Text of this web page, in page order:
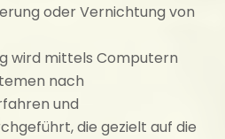
oder Vernichtung von
wird mittels Computern
nach
und
die gezielt auf die